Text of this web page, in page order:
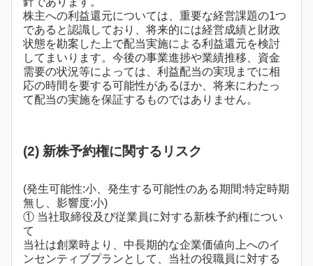
株主への利益還元については、重要な経営課題の1つ
であると認識しており、将来的には経営成績と財政
状態を勘案した上で配当実施による利益還元を検討
してまいります。今後の事業進捗や業績推移、資金
需要の状況等によっては、利益配当の実現までに相
応の時間を要する可能性があるほか、将来にわたっ
て配当の実施を保証するものではありません。
(2) 新株予約権に関するリスク
(発生可能性:小、発生する可能性のある期間:特定時期
無し、影響度:小)
① 当社取締役及び従業員に対する新株予約権につい
て
当社は創業時より、中長期的な企業価値向上へのイ
ンセンティブプランとして、当社の役職員に対する